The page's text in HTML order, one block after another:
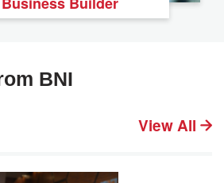
BNI
View All